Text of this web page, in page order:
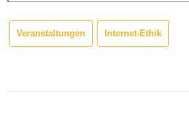
Veranstaltungen Internet-Ethik